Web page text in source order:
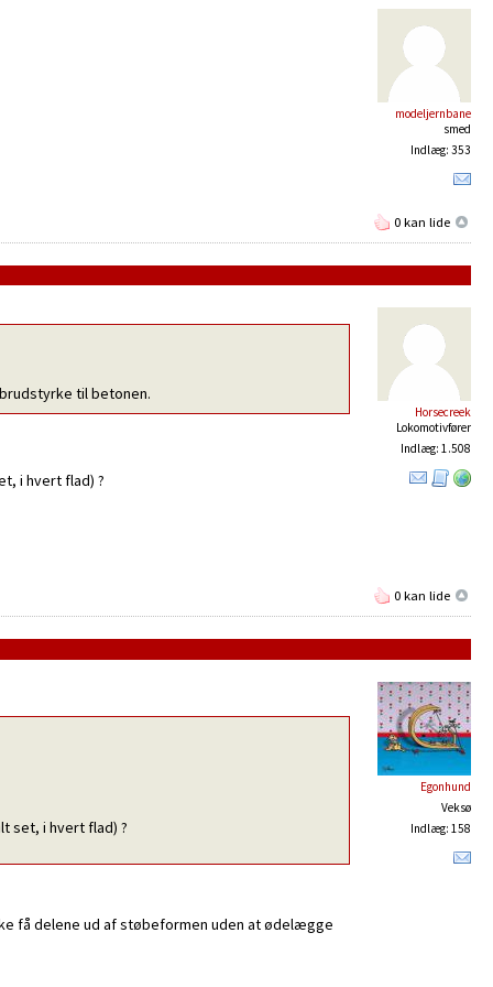
modeljernbane
smed
Indlæg: 353
0 kan lide
Horsecreek
Lokomotivfører
Indlæg: 1.508
til betonen.
i hvert flad) ?
0 kan lide
Egonhund
Veksø
Indlæg: 158
set, i hvert flad) ?
få delene ud af støbeformen uden at ødelægge